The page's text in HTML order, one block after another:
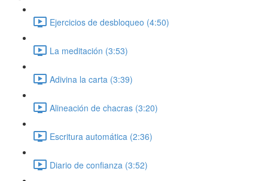
Ejercicios de desbloqueo (4:50)
La meditación (3:53)
Adivina la carta (3:39)
Alineación de chacras (3:20)
Escritura automática (2:36)
Diario de confianza (3:52)